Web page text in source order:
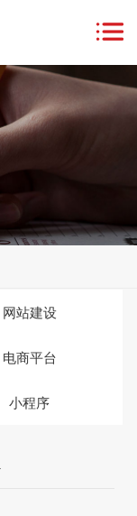
网站建设
电商平台
小程序